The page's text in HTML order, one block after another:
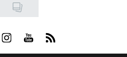
on Facebook
Visit us on Instagram
Visit us on Youtube
Visit us on Rss